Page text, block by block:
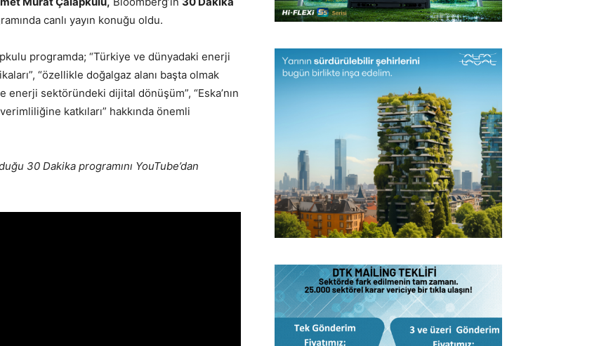
canlı yayın konuğu oldu.
programda; “Türkiye ve dünyadaki enerji
“özellikle doğalgaz alanı başta olmak
enerji sektöründeki dijital dönüşüm”, “Eska’nın
katkıları” hakkında önemli
30 Dakika programını YouTube’dan